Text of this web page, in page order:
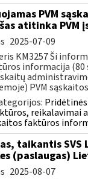
PVM
atitinka PVM
2025-07-09
KM3257 Ši
informacija (80
PVM
reikalavimai
faktūros
taikantis SVS
(paslaugas)
2025-08-07